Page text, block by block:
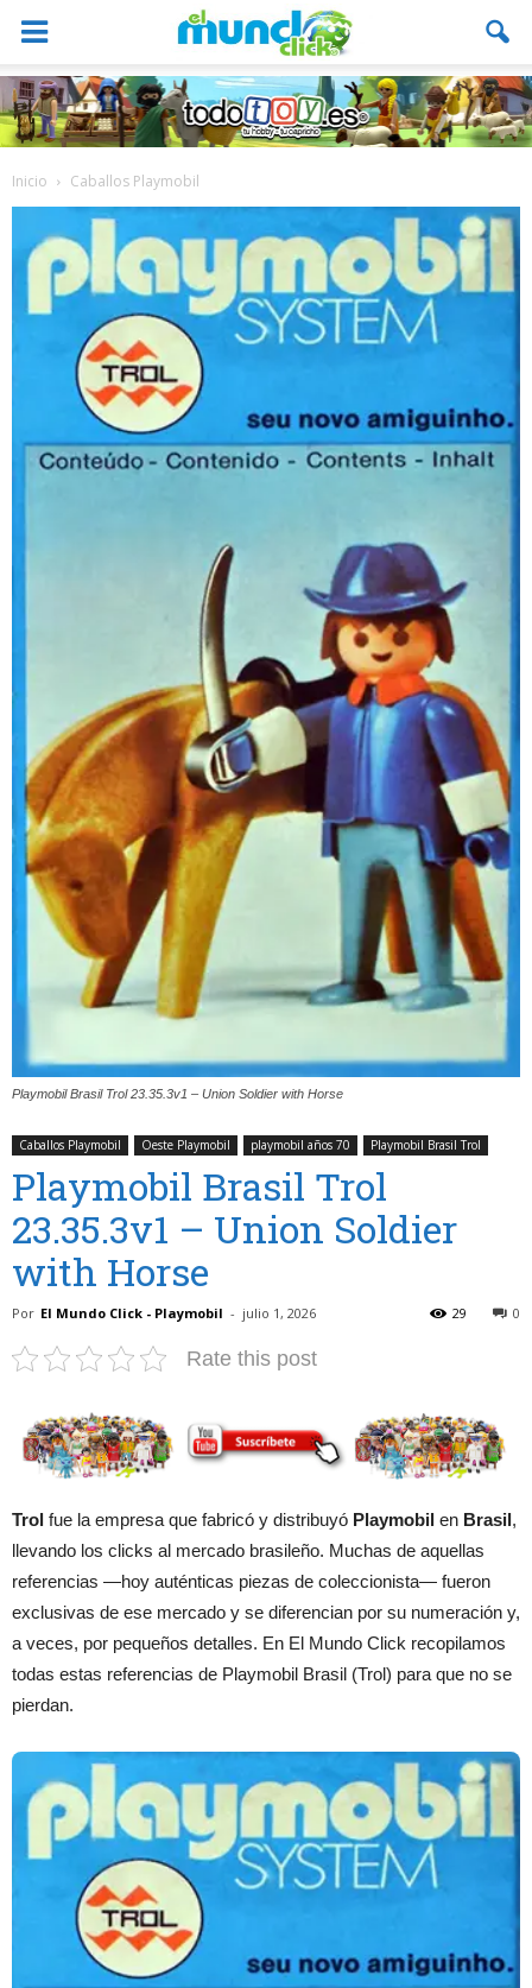
Inicio Caballos Playmobil
Playmobil Brasil Trol 23.35.3v1 – Union Soldier with Horse
Caballos Playmobil Oeste Playmobil playmobil años 70 Playmobil Brasil Trol
Playmobil Brasil Trol
23.35.3v1 – Union Soldier
with Horse
Por El Mundo Click - Playmobil - julio 1, 2026 0
29
Rate this post
Trol fue la empresa que fabricó y distribuyó Playmobil en Brasil,
llevando los clicks al mercado brasileño. Muchas de aquellas
referencias —hoy auténticas piezas de coleccionista— fueron
exclusivas de ese mercado y se diferencian por su numeración y,
a veces, por pequeños detalles. En El Mundo Click recopilamos
todas estas referencias de Playmobil Brasil (Trol) para que no se
pierdan.